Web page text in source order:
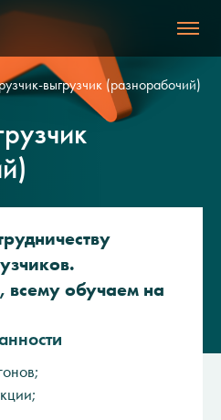
выгрузчик (разнорабочий)
всему обучаем на